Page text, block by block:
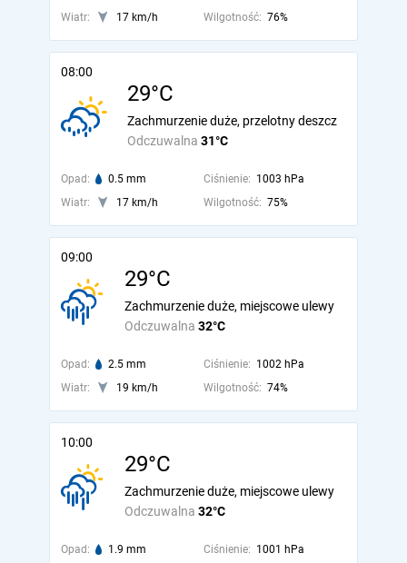
Wiatr: 17 km/h Wilgotność: 76%
08:00
29°C
Odczuwalna 31°C
Zachmurzenie duże, przelotny deszcz
Opad: 0.5 mm Ciśnienie: 1003 hPa
Wiatr:
17 km/h Wilgotność: 75%
09:00
29°C
Odczuwalna 32°C
Zachmurzenie duże, miejscowe ulewy
Opad: 2.5 mm Ciśnienie: 1002 hPa
Wiatr:
19 km/h Wilgotność: 74%
10:00
29°C
Odczuwalna 32°C
Zachmurzenie duże, miejscowe ulewy
Opad: 1.9 mm Ciśnienie: 1001 hPa